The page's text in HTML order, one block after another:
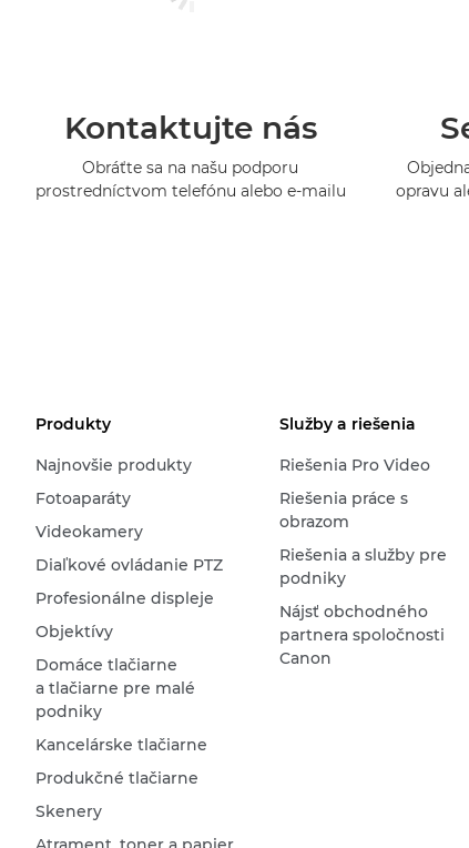
Kontaktujte nás
Obráťte sa na našu podporu
prostredníctvom telefónu alebo e-mailu
opravu
Produkty
Najnovšie produkty
Fotoaparáty
Videokamery
Diaľkové ovládanie PTZ
Profesionálne displeje
Objektívy
Domáce tlačiarne
a tlačiarne pre malé
podniky
Kancelárske tlačiarne
Produkčné tlačiarne
Skenery
Služby a riešenia
Riešenia Pro Video
Riešenia práce s
obrazom
Riešenia a služby pre
podniky
Nájsť obchodného
partnera spoločnosti
Canon